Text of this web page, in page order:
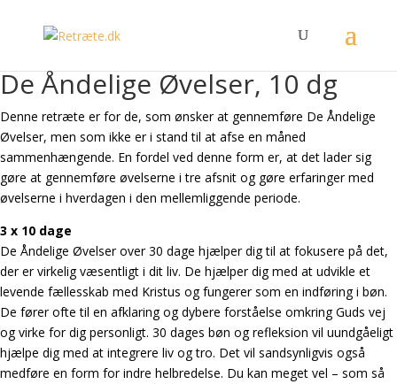
De Åndelige Øvelser, 10 dg
Denne retræte er for de, som ønsker at gennemføre De Åndelige
Øvelser, men som ikke er i stand til at afse en måned
sammenhængende. En fordel ved denne form er, at det lader sig
gøre at gennemføre øvelserne i tre afsnit og gøre erfaringer med
øvelserne i hverdagen i den mellemliggende periode.
3 x 10 dage
De Åndelige Øvelser over 30 dage hjælper dig til at fokusere på det,
der er virkelig væsentligt i dit liv. De hjælper dig med at udvikle et
levende fællesskab med Kristus og fungerer som en indføring i bøn.
De fører ofte til en afklaring og dybere forståelse omkring Guds vej
og virke for dig personligt. 30 dages bøn og refleksion vil uundgåeligt
hjælpe dig med at integrere liv og tro. Det vil sandsynligvis også
medføre en form for indre helbredelse. Du kan meget vel – som så